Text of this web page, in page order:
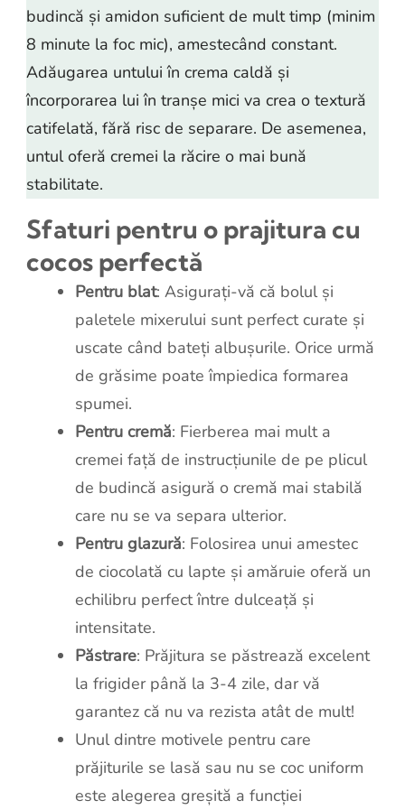
budincă și amidon suficient de mult timp (minim
8 minute la foc mic), amestecând constant.
Adăugarea untului în crema caldă și
încorporarea lui în tranșe mici va crea o textură
catifelată, fără risc de separare. De asemenea,
untul oferă cremei la răcire o mai bună
stabilitate.
Sfaturi pentru o prajitura cu
cocos perfectă
Pentru blat: Asigurați-vă că bolul și
paletele mixerului sunt perfect curate și
uscate când bateți albușurile. Orice urmă
de grăsime poate împiedica formarea
spumei.
Pentru cremă: Fierberea mai mult a
cremei față de instrucțiunile de pe plicul
de budincă asigură o cremă mai stabilă
care nu se va separa ulterior.
Pentru glazură: Folosirea unui amestec
de ciocolată cu lapte și amăruie oferă un
echilibru perfect între dulceață și
intensitate.
Păstrare: Prăjitura se păstrează excelent
la frigider până la 3-4 zile, dar vă
garantez că nu va rezista atât de mult!
Unul dintre motivele pentru care
prăjiturile se lasă sau nu se coc uniform
este alegerea greșită a funcției